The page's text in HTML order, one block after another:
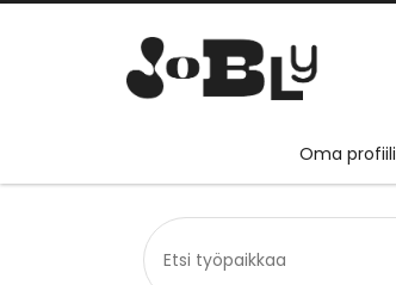
Oma profiili